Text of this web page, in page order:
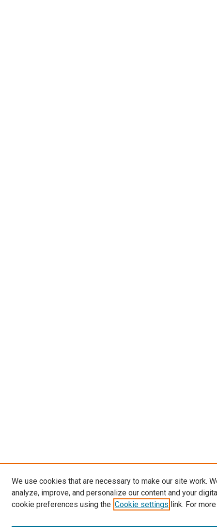
We use cookies that are necessary to make our site work.
analyze, improve, and personalize our content and your
cookie preferences using the Cookie settings link. For